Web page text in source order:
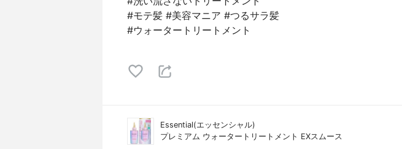
#モテ髪 #美容マニア #つるサラ髪
#ウォータートリートメント
Essential(エッセンシャル)
プレミアム ウォータートリートメント EXスムース